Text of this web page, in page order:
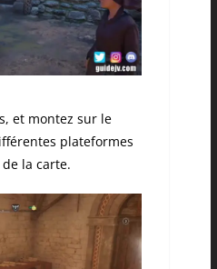
et montez sur le
plateformes
la carte.